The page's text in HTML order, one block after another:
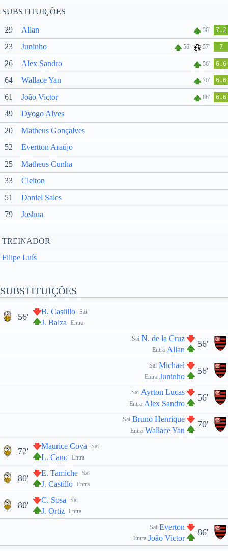
SUBSTITUIÇÕES
29 Allan 56' 7.2
23 Juninho 56' 57' 7
26 Alex Sandro 56' 6.6
64 Wallace Yan 70' 6.6
61 João Victor 86' 6.6
49
Dyogo Alves
20
Matheus Gonçalves
52
Evertton Araújo
25
Matheus Cunha
33
Cleiton
51
Daniel Sales
79
Joshua
TREINADOR
Filipe Luís
SUBSTITUIÇÕES
Sai
B. Castillo
Entra
J. Balza
56'
56'
Sai N. de la Cruz
Entra Allan
56'
Sai Michael
Entra Juninho
56'
Sai Ayrton Lucas
Entra Alex Sandro
70'
Sai Bruno Henrique
Entra Wallace Yan
Sai
Maurice Cova
Entra
L. Cano
72'
Sai
E. Tamiche
Entra
J. Castillo
80'
Sai
C. Sosa
Entra
J. Ortiz
80'
86'
Sai Everton
Entra João Victor